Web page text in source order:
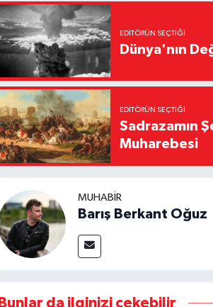
EDITÖRÜN SEÇTIĞI
Dünya'nın
EDITÖRÜN SEÇTIĞI
Sadrazamın
Muharebesi
MUHABIR
Barış Berkant Oğuz
Bunlar da ilginizi çekebilir